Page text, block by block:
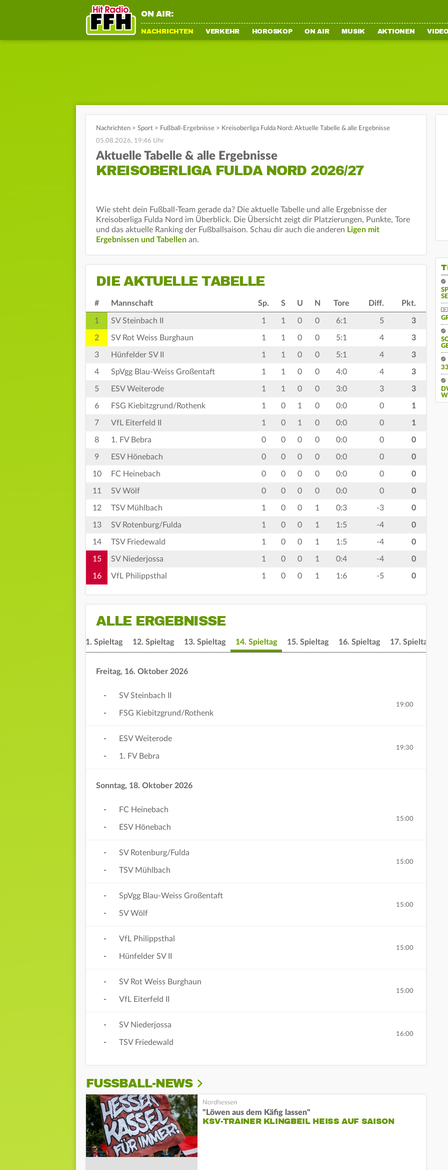
ON AIR:
NACHRICHTEN VERKEHR HOROSKOP ON AIR MUSIK AKTIONEN
Nachrichten > Sport > Fußball-Ergebnisse > Kreisoberliga Fulda Nord: Aktuelle Tabelle & alle Ergebnisse
05.08.2026, 19:46 Uhr
Aktuelle Tabelle & alle Ergebnisse
KREISOBERLIGA FULDA NORD 2026/27
Wie steht dein Fußball-Team gerade da? Die aktuelle Tabelle und alle Ergebnisse der
Kreisoberliga Fulda Nord im Überblick. Die Übersicht zeigt dir Platzierungen, Punkte, Tore
und das aktuelle Ranking der Fußballsaison. Schau dir auch die anderen Ligen mit
Ergebnissen und Tabellen an.
DIE AKTUELLE TABELLE
# Mannschaft Sp. S U N Tore Diff. Pkt.
1 SV Steinbach II 1 1 0 0 6:1 5 3
2 SV Rot Weiss Burghaun 1 1 0 0 5:1 4 3
3 Hünfelder SV II 1 1 0 0 5:1 4 3
4 SpVgg Blau-Weiss Großentaft 1 1 0 0 4:0 4 3
5 ESV Weiterode 1 1 0 0 3:0 3 3
6 FSG Kiebitzgrund/Rothenk 1 0 1 0 0:0 0 1
7 VfL Eiterfeld II 1 0 1 0 0:0 0 1
8 1. FV Bebra 0 0 0 0 0:0 0 0
9 ESV Hönebach 0 0 0 0 0:0 0 0
10 FC Heinebach 0 0 0 0 0:0 0 0
11 SV Wölf 0 0 0 0 0:0 0 0
12 TSV Mühlbach 1 0 0 1 0:3 -3 0
13 SV Rotenburg/Fulda 1 0 0 1 1:5 -4 0
14 TSV Friedewald 1 0 0 1 1:5 -4 0
15 SV Niederjossa 1 0 0 1 0:4 -4 0
16 VfL Philippsthal 1 0 0 1 1:6 -5 0
ALLE ERGEBNISSE
11. Spieltag 12. Spieltag 13. Spieltag 14. Spieltag 15. Spieltag 16. Spieltag 17. Spieltag
Freitag, 16. Oktober 2026
-
-
SV Steinbach II
FSG Kiebitzgrund/Rothenk
19:00
-
-
ESV Weiterode
1. FV Bebra
19:30
Sonntag, 18. Oktober 2026
-
-
FC Heinebach
ESV Hönebach
15:00
-
-
SV Rotenburg/Fulda
TSV Mühlbach
15:00
-
-
SpVgg Blau-Weiss Großentaft
SV Wölf
15:00
-
-
VfL Philippsthal
Hünfelder SV II
15:00
-
-
SV Rot Weiss Burghaun
VfL Eiterfeld II
15:00
-
-
SV Niederjossa
TSV Friedewald
16:00
FUSSBALL-NEWS
"Löwen aus dem Käfig lassen"
KSV-TRAINER KLINGBEIL HEISS AUF SAISON